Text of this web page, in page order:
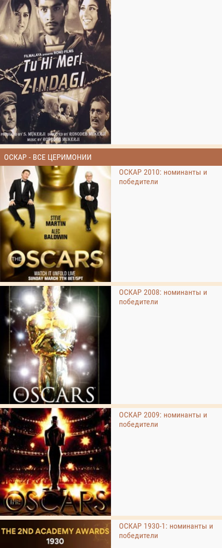
ОСКАР - ВСЕ ЦЕРИМОНИИ
ОСКАР 2010: номинанты и
победители
ОСКАР 2008: номинанты и
победители
ОСКАР 2009: номинанты и
победители
ОСКАР 1930-1: номинанты и
победители